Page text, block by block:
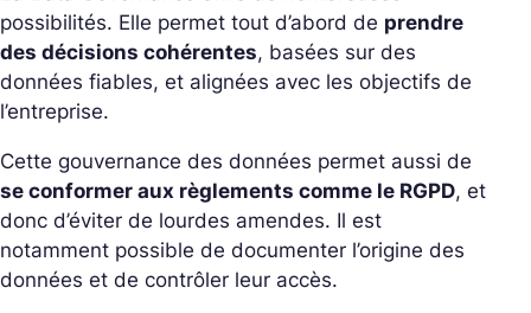
possibilités. Elle permet tout d’abord de prendre
des décisions cohérentes, basées sur des
données fiables, et alignées avec les objectifs de
l’entreprise.
Cette gouvernance des données permet aussi de
se conformer aux règlements comme le RGPD, et
donc d’éviter de lourdes amendes. Il est
notamment possible de documenter l’origine des
données et de contrôler leur accès.